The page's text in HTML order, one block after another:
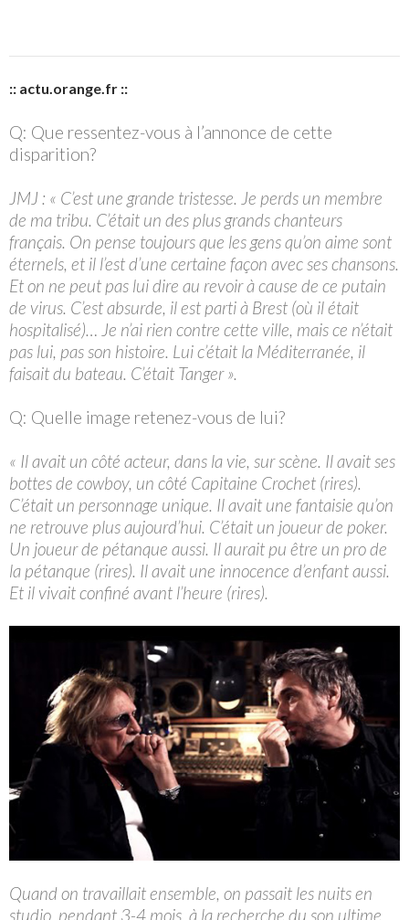
:: actu.orange.fr ::
Q: Que ressentez-vous à l’annonce de cette
disparition?
JMJ : « C’est une grande tristesse. Je perds un membre
de ma tribu. C’était un des plus grands chanteurs
français. On pense toujours que les gens qu’on aime sont
éternels, et il l’est d’une certaine façon avec ses chansons.
Et on ne peut pas lui dire au revoir à cause de ce putain
de virus. C’est absurde, il est parti à Brest (où il était
hospitalisé)… Je n’ai rien contre cette ville, mais ce n’était
pas lui, pas son histoire. Lui c’était la Méditerranée, il
faisait du bateau. C’était Tanger ».
Q: Quelle image retenez-vous de lui?
« Il avait un côté acteur, dans la vie, sur scène. Il avait ses
bottes de cowboy, un côté Capitaine Crochet (rires).
C’était un personnage unique. Il avait une fantaisie qu’on
ne retrouve plus aujourd’hui. C’était un joueur de poker.
Un joueur de pétanque aussi. Il aurait pu être un pro de
la pétanque (rires). Il avait une innocence d’enfant aussi.
Et il vivait confiné avant l’heure (rires).
Quand on travaillait ensemble, on passait les nuits en
studio, pendant 3-4 mois, à la recherche du son ultime.